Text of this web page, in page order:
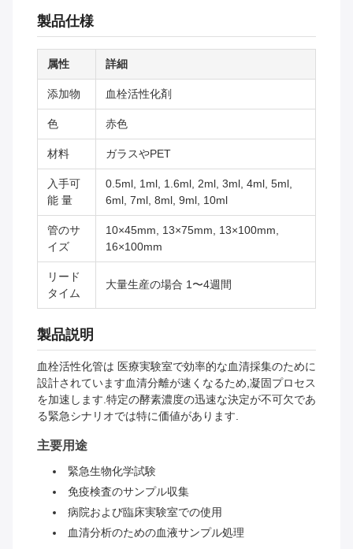
製品仕様
属性 詳細
添加物 血栓活性化剤
色 赤色
材料 ガラスやPET
入手可
能 量
0.5ml, 1ml, 1.6ml, 2ml, 3ml, 4ml, 5ml,
6ml, 7ml, 8ml, 9ml, 10ml
管のサ
イズ
10×45mm, 13×75mm, 13×100mm,
16×100mm
リード
タイム
大量生産の場合 1〜4週間
製品説明
血栓活性化管は 医療実験室で効率的な血清採集のために
設計されています血清分離が速くなるため,凝固プロセス
を加速します.特定の酵素濃度の迅速な決定が不可欠であ
る緊急シナリオでは特に価値があります.
主要用途
緊急生物化学試験
免疫検査のサンプル収集
病院および臨床実験室での使用
血清分析のための血液サンプル処理